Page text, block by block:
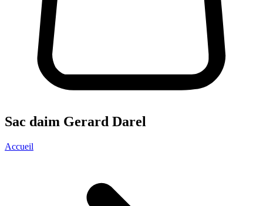
Sac daim Gerard Darel
Accueil